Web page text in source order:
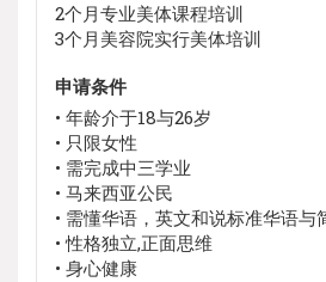
2个月专业美体课程培训
3个月美容院实行美体培训
申请条件
• 年龄介于18与26岁
• 只限女性
• 需完成中三学业
• 马来西亚公民
• 需懂华语，英文和说标准华语与
• 性格独立,正面思维
• 身心健康